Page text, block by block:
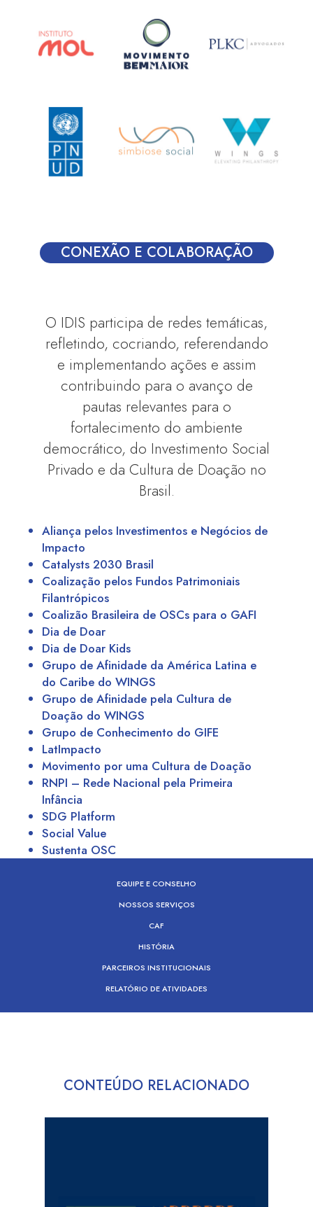
CONEXÃO E COLABORAÇÃO
O IDIS participa de redes temáticas,
refletindo, cocriando, referendando
e implementando ações e assim
contribuindo para o avanço de
pautas relevantes para o
fortalecimento do ambiente
democrático, do Investimento Social
Privado e da Cultura de Doação no
Brasil.
Aliança pelos Investimentos e Negócios de
Impacto
Catalysts 2030 Brasil
Coalização pelos Fundos Patrimoniais
Filantrópicos
Coalizão Brasileira de OSCs para o GAFI
Dia de Doar
Dia de Doar Kids
Grupo de Afinidade da América Latina e
do Caribe do WINGS
Grupo de Afinidade pela Cultura de
Doação do WINGS
Grupo de Conhecimento do GIFE
LatImpacto
Movimento por uma Cultura de Doação
RNPI – Rede Nacional pela Primeira
Infância
SDG Platform
Social Value
Sustenta OSC
EQUIPE E CONSELHO
NOSSOS SERVIÇOS
CAF
HISTÓRIA
PARCEIROS INSTITUCIONAIS
RELATÓRIO DE ATIVIDADES
CONTEÚDO RELACIONADO